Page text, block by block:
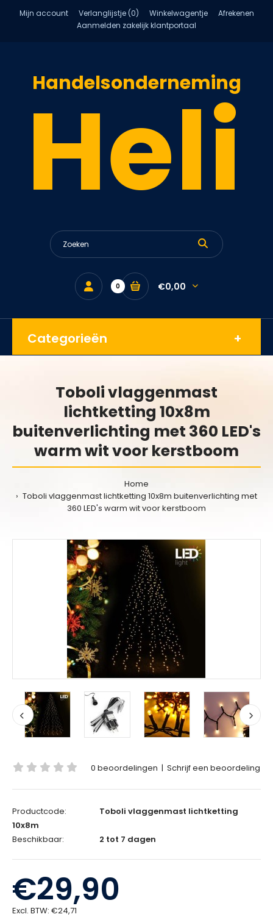
Mijn account Verlanglijstje (0) Winkelwagentje
Afrekenen
Aanmelden zakelijk klantportaal
Handelsonderneming
Heli
0 €0,00
Categorieën
Toboli vlaggenmast
lichtketting 10x8m
buitenverlichting met 360 LED's
warm wit voor kerstboom
Home
Toboli vlaggenmast lichtketting 10x8m buitenverlichting met
360 LED's warm wit voor kerstboom
0 beoordelingen | Schrijf een beoordeling
Productcode:
Toboli vlaggenmast lichtketting
10x8m
Beschikbaar:
2 tot 7 dagen
€29,90
Excl. BTW: €24,71